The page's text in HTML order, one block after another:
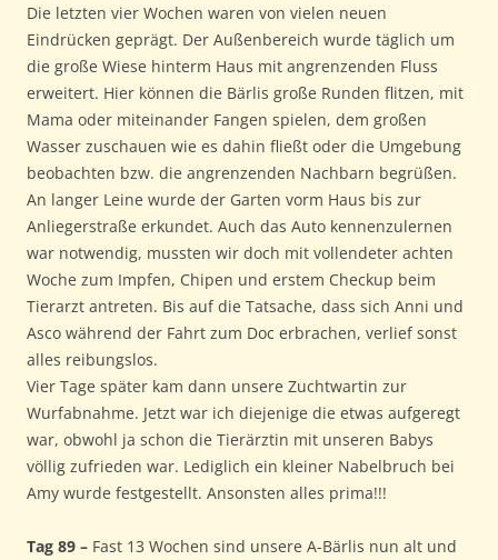
Die letzten vier Wochen waren von vielen neuen
Eindrücken geprägt. Der Außenbereich wurde täglich um
die große Wiese hinterm Haus mit angrenzenden Fluss
erweitert. Hier können die Bärlis große Runden flitzen, mit
Mama oder miteinander Fangen spielen, dem großen
Wasser zuschauen wie es dahin fließt oder die Umgebung
beobachten bzw. die angrenzenden Nachbarn begrüßen.
An langer Leine wurde der Garten vorm Haus bis zur
Anliegerstraße erkundet. Auch das Auto kennenzulernen
war notwendig, mussten wir doch mit vollendeter achten
Woche zum Impfen, Chipen und erstem Checkup beim
Tierarzt antreten. Bis auf die Tatsache, dass sich Anni und
Asco während der Fahrt zum Doc erbrachen, verlief sonst
alles reibungslos.
Vier Tage später kam dann unsere Zuchtwartin zur
Wurfabnahme. Jetzt war ich diejenige die etwas aufgeregt
war, obwohl ja schon die Tierärztin mit unseren Babys
völlig zufrieden war. Lediglich ein kleiner Nabelbruch bei
Amy wurde festgestellt. Ansonsten alles prima!!!
Tag 89 – Fast 13 Wochen sind unsere A-Bärlis nun alt und